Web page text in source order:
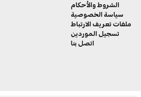
الشروط والأحكام
سياسة الخصوصية
ملفات تعريف الارتباط
تسجيل الموردين
اتصل بنا